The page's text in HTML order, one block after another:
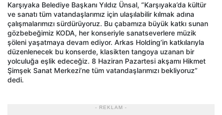
Karşıyaka Belediye Başkanı Yıldız Ünsal, “Karşıyaka’da kültür
ve sanatı tüm vatandaşlarımız için ulaşılabilir kılmak adına
çalışmalarımızı sürdürüyoruz. Bu çabamıza büyük katkı sunan
gözbebeğimiz KODA, her konseriyle sanatseverlere müzik
şöleni yaşatmaya devam ediyor. Arkas Holding’in katkılarıyla
düzenlenecek bu konserde, klasikten tangoya uzanan bir
yolculuğa eşlik edeceğiz. 8 Haziran Pazartesi akşamı Hikmet
Şimşek Sanat Merkezi’ne tüm vatandaşlarımızı bekliyoruz”
dedi.
- REKLAM -